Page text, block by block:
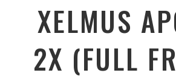
XELMUS
2X (FULL